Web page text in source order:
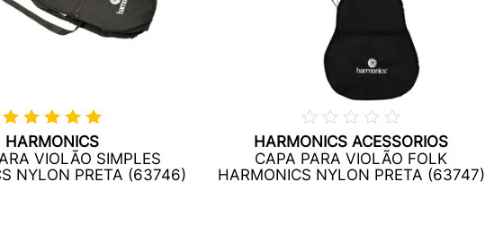
HARMONICS
VIOLÃO SIMPLES
NYLON PRETA (63746)
HARMONICS ACESSORIOS
CAPA PARA VIOLÃO FOLK
HARMONICS NYLON PRETA (63747)